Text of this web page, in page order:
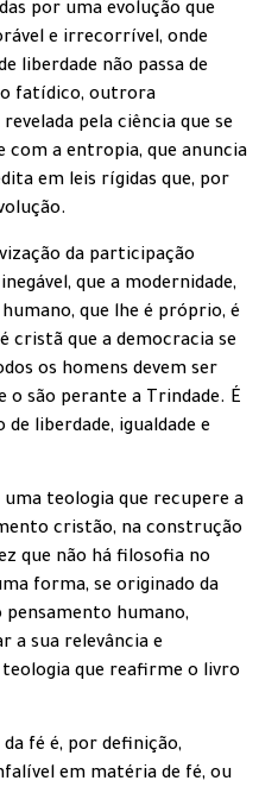
por uma evolução que
e irrecorrível, onde
liberdade não passa de
o fatídico, outrora
pela ciência que se
com a entropia, que anuncia
em leis rígidas que, por
da participação
que a modernidade,
que lhe é próprio, é
cristã que a democracia se
os homens devem ser
o são perante a Trindade. É
liberdade, igualdade e
uma teologia que recupere a
cristão, na construção
que não há filosofia no
forma, se originado da
humano,
a sua relevância e
que reafirme o livro
fé é, por definição,
em matéria de fé, ou